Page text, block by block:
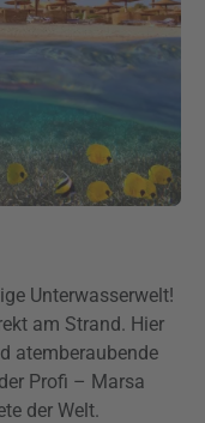
Unterwasserwelt!
am Strand. Hier
atemberaubende
Profi – Marsa
der Welt.